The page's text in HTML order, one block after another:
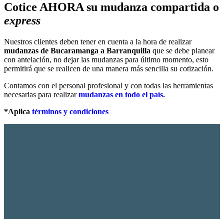
Cotice AHORA su mudanza compartida o
express
Nuestros clientes deben tener en cuenta a la hora de realizar
mudanzas de Bucaramanga a Barranquilla que se debe planear
con antelación, no dejar las mudanzas para último momento, esto
permitirá que se realicen de una manera más sencilla su cotización.
Contamos con el personal profesional y con todas las herramientas
necesarias para realizarmudanzas en todo el país.
*Aplica términos y condiciones